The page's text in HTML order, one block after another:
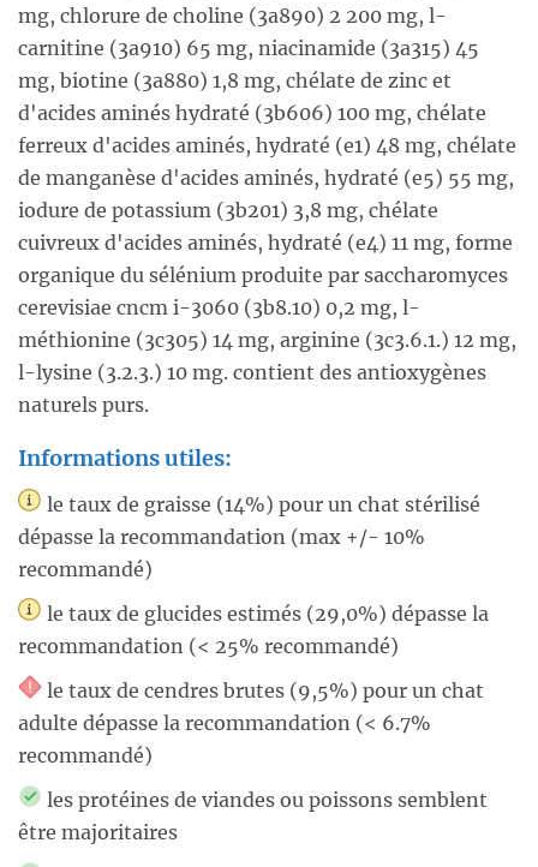
mg, chlorure de choline (3a890) 2 200 mg, l-
carnitine (3a910) 65 mg, niacinamide (3a315) 45
mg, biotine (3a880) 1,8 mg, chélate de zinc et
d'acides aminés hydraté (3b606) 100 mg, chélate
ferreux d'acides aminés, hydraté (e1) 48 mg, chélate
de manganèse d'acides aminés, hydraté (e5) 55 mg,
iodure de potassium (3b201) 3,8 mg, chélate
cuivreux d'acides aminés, hydraté (e4) 11 mg, forme
organique du sélénium produite par saccharomyces
cerevisiae cncm i-3060 (3b8.10) 0,2 mg, l-
méthionine (3c305) 14 mg, arginine (3c3.6.1.) 12 mg,
l-lysine (3.2.3.) 10 mg. contient des antioxygènes
naturels purs.
Informations utiles:
le taux de graisse (14%) pour un chat stérilisé
dépasse la recommandation (max +/- 10%
recommandé)
le taux de glucides estimés (29,0%) dépasse la
recommandation (< 25% recommandé)
le taux de cendres brutes (9,5%) pour un chat
adulte dépasse la recommandation (< 6.7%
recommandé)
les protéines de viandes ou poissons semblent
être majoritaires